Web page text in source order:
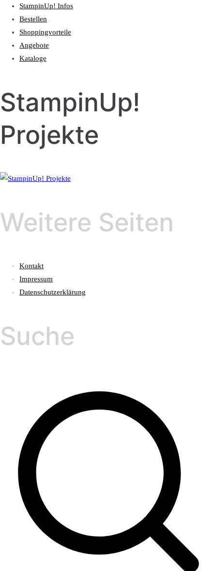
StampinUp! Infos
Bestellen
Shoppingvorteile
Angebote
Kataloge
StampinUp!
Projekte
Weitere Seiten
Kontakt
Impressum
Datenschutzerklärung
Suche